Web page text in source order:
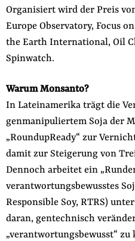
Organisiert wird der Preis
Europe Observatory, Focus
the Earth International, Oil
Spinwatch.
Warum Monsanto?
In Lateinamerika trägt die
genmanipuliertem Soja der
„RoundupReady“ zur
damit zur Steigerung von
Dennoch arbeitet ein
verantwortungsbewusstes
Responsible Soy, RTRS)
daran, gentechnisch
„verantwortungsbewusst“